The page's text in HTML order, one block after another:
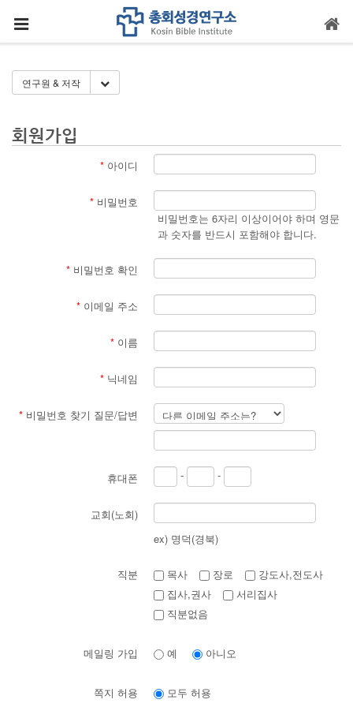
연구원 & 저작 Toggle Dropdown
회원가입
* 아이디
* 비밀번호
비밀번호는 6자리 이상이어야 하며 영문
과 숫자를 반드시 포함해야 합니다.
* 비밀번호 확인
* 이메일 주소
* 이름
* 닉네임
* 비밀번호 찾기 질문/답변
휴대폰 - -
교회(노회)
ex) 명덕(경북)
직분 목사 장로
강도사,전도사
집사,권사
서리집사
직분없음
메일링 가입 예 아니오
쪽지 허용
모두 허용